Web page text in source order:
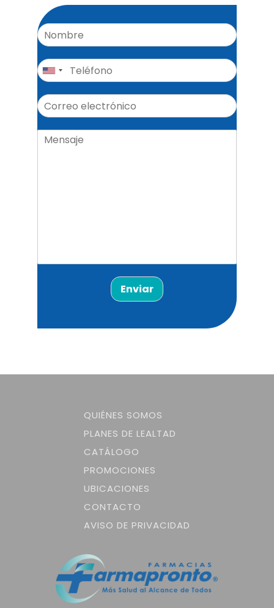
Enviar
QUIÉNES SOMOS
PLANES DE LEALTAD
CATÁLOGO
PROMOCIONES
UBICACIONES
CONTACTO
AVISO DE PRIVACIDAD